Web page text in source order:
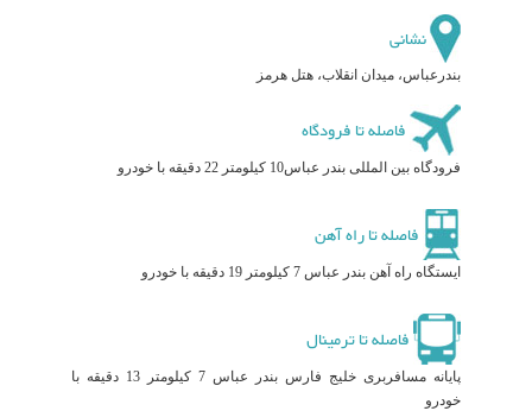
نشانی
بندرعباس، میدان انقلاب، هتل هرمز
فاصله تا فرودگاه
فرودگاه بین المللی بندر عباس10 کیلومتر 22 دقیقه با خودرو
فاصله تا راه آهن
ایستگاه راه آهن بندر عباس 7 کیلومتر 19 دقیقه با خودرو
فاصله تا ترمینال
پایانه مسافربری خلیج فارس بندر عباس 7 کیلومتر 13 دقیقه با
خودرو